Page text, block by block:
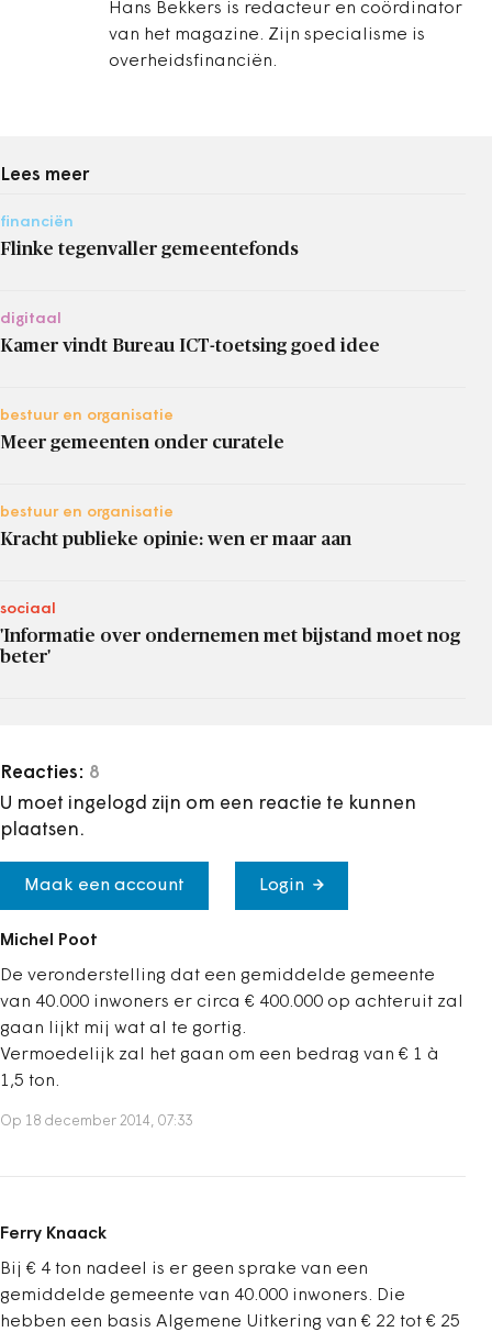
Hans Bekkers is redacteur en coördinator
van het magazine. Zijn specialisme is
overheidsfinanciën.
Lees meer
financiën
Flinke tegenvaller gemeentefonds
digitaal
Kamer vindt Bureau ICT-toetsing goed idee
bestuur en organisatie
Meer gemeenten onder curatele
bestuur en organisatie
Kracht publieke opinie: wen er maar aan
sociaal
'Informatie over ondernemen met bijstand moet nog
beter'
Reacties: 8
U moet ingelogd zijn om een reactie te kunnen
plaatsen.
Maak een account Login
Michel Poot
De veronderstelling dat een gemiddelde gemeente
van 40.000 inwoners er circa € 400.000 op achteruit zal
gaan lijkt mij wat al te gortig.
Vermoedelijk zal het gaan om een bedrag van € 1 à
1,5 ton.
Op 18 december 2014, 07:33
Ferry Knaack
Bij € 4 ton nadeel is er geen sprake van een
gemiddelde gemeente van 40.000 inwoners. Die
hebben een basis Algemene Uitkering van € 22 tot € 25